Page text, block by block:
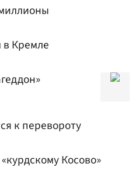
Кремле
к перевороту
Косово»